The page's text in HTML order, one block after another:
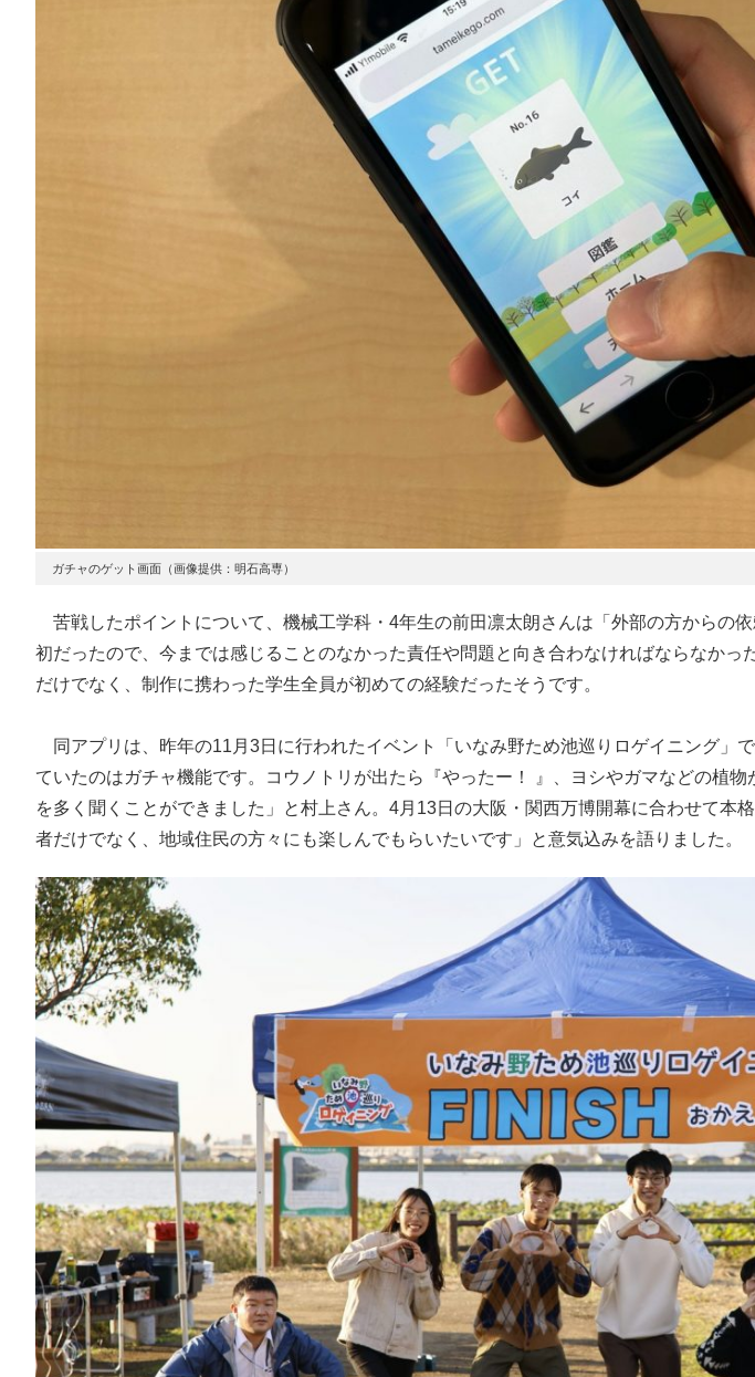
ガチャのゲット画面（画像提供：明石高専）
苦戦したポイントについて、機械工学科・4年生の前田凛太朗さんは「外部の方からの
初だったので、今までは感じることのなかった責任や問題と向き合わなければならなかっ
だけでなく、制作に携わった学生全員が初めての経験だったそうです。
同アプリは、昨年の11月3日に行われたイベント「いなみ野ため池巡りロゲイニング」
ていたのはガチャ機能です。コウノトリが出たら『やったー！ 』、ヨシやガマなどの植
を多く聞くことができました」と村上さん。4月13日の大阪・関西万博開幕に合わせて本
者だけでなく、地域住民の方々にも楽しんでもらいたいです」と意気込みを語りました。